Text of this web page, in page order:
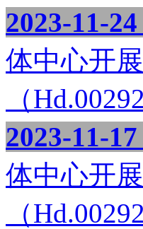
2023-11-
体中心开
（
2023-11-
体中心开
（